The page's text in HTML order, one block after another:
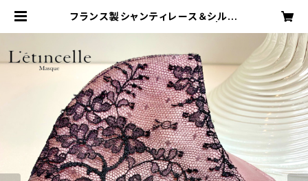
フランス製シャンティレース＆シルク